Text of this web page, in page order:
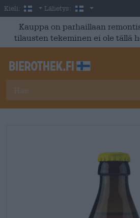
Skip to main content
Kieli: Finnish
Lähetys: Suomi
Kauppa on parhaillaan
tilausten tekeminen ei ole tällä